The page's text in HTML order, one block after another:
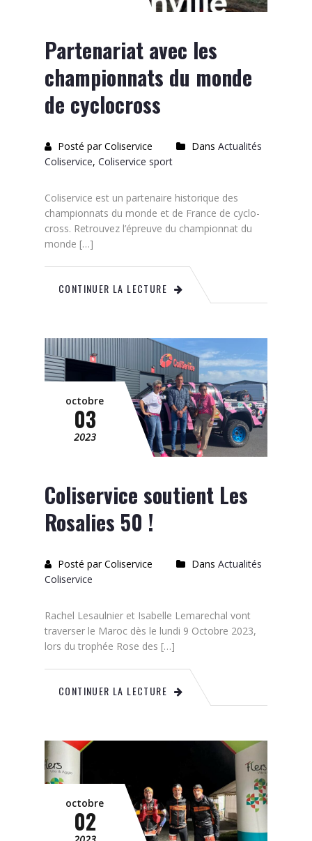
Partenariat avec les
championnats du monde
de cyclocross
Posté par Coliservice Dans Actualités
Coliservice, Coliservice sport
Coliservice est un partenaire historique des
championnats du monde et de France de cyclo-
cross. Retrouvez l’épreuve du championnat du
monde […]
CONTINUER LA LECTURE
octobre
03
2023
Coliservice soutient Les
Rosalies 50 !
Posté par Coliservice Dans Actualités
Coliservice
Rachel Lesaulnier et Isabelle Lemarechal vont
traverser le Maroc dès le lundi 9 Octobre 2023,
lors du trophée Rose des […]
CONTINUER LA LECTURE
octobre
02